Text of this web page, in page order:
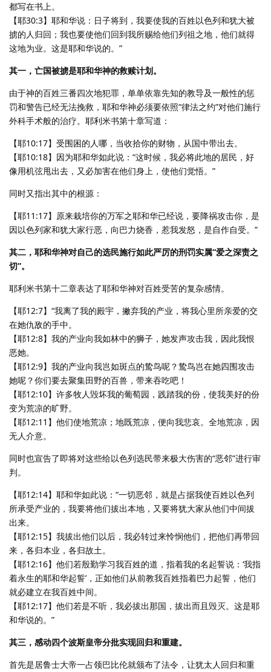
都写在书上。
【耶30:3】耶和华说：日子将到，我要使我的百姓以色列和犹大被
掳的人归回；我也要使他们回到我所赐给他们列祖之地，他们就得
这地为业。这是耶和华说的。”
其一，亡国被掳是耶和华神的救赎计划。
由于神的百姓三番四次地犯罪，单单依靠先知的教导及一般性的惩
罚和警告已经无法挽救，耶和华神必须要依照“律法之约”对他们施行
外科手术般的治疗。耶利米书第十章写道：
【耶10:17】受围困的人哪，当收拾你的财物，从国中带出去。
【耶10:18】因为耶和华如此说：“这时候，我必将此地的居民，好
像用机弦甩出去，又必加害在他们身上，使他们觉悟。”
同时又指出其中的根源：
【耶11:17】原来栽培你的万军之耶和华已经说，要降祸攻击你，是
因以色列家和犹大家行恶，向巴力烧香，惹我发怒，是自作自受。”
其二，耶和华神对自己的选民施行如此严厉的刑罚实属“爱之深责之
切”。
耶利米书第十二章表达了耶和华神对百姓受苦的复杂感情。
【耶12:7】“我离了我的殿宇，撇弃我的产业，将我心里所亲爱的交
在她仇敌的手中。
【耶12:8】我的产业向我如林中的狮子，她发声攻击我，因此我恨
恶她。
【耶12:9】我的产业向我岂如斑点的鸷鸟呢？鸷鸟岂在她四围攻击
她呢？你们要去聚集田野的百兽，带来吞吃吧！
【耶12:10】许多牧人毁坏我的葡萄园，践踏我的份，使我美好的份
变为荒凉的旷野。
【耶12:11】他们使地荒凉；地既荒凉，便向我悲哀。全地荒凉，因
无人介意。
同时也宣告了即将对这些给以色列选民带来极大伤害的“恶邻”进行审
判。
【耶12:14】耶和华如此说：“一切恶邻，就是占据我使百姓以色列
所承受产业的，我要将他们拔出本地，又要将犹大家从他们中间拔
出来。
【耶12:15】我拔出他们以后，我必转过来怜悯他们，把他们再带回
来，各归本业，各归故土。
【耶12:16】他们若殷勤学习我百姓的道，指着我的名起誓说：‘我指
着永生的耶和华起誓’，正如他们从前教我百姓指着巴力起誓，他们
就必建立在我百姓中间。
【耶12:17】他们若是不听，我必拔出那国，拔出而且毁灭。这是耶
和华说的。”
其三，感动四个波斯皇帝分批实现回归和重建。
首先是居鲁士大帝一占领巴比伦就颁布了法令，让犹太人回归和重